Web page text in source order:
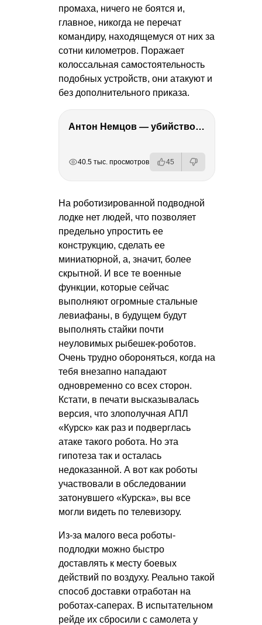
промаха, ничего не боятся и,
главное, никогда не перечат
командиру, находящемуся от них за
сотни километров. Поражает
колоссальная самостоятельность
подобных устройств, они атакуют и
без дополнительного приказа.
Антон Немцов — убийство Бориса Немцова, переезд в Дубай, семья и политика
40.5 тыс. просмотров 45
На роботизированной подводной
лодке нет людей, что позволяет
предельно упростить ее
конструкцию, сделать ее
миниатюрной, а, значит, более
скрытной. И все те военные
функции, которые сейчас
выполняют огромные стальные
левиафаны, в будущем будут
выполнять стайки почти
неуловимых рыбешек-роботов.
Очень трудно обороняться, когда на
тебя внезапно нападают
одновременно со всех сторон.
Кстати, в печати высказывалась
версия, что злополучная АПЛ
«Курск» как раз и подверглась
атаке такого робота. Но эта
гипотеза так и осталась
недоказанной. А вот как роботы
участвовали в обследовании
затонувшего «Курска», вы все
могли видеть по телевизору.
Из-за малого веса роботы-
подлодки можно быстро
доставлять к месту боевых
действий по воздуху. Реально такой
способ доставки отработан на
роботах-саперах. В испытательном
рейде их сбросили с самолета у